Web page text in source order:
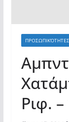
ΠΡΟΣΩΠΙΚΌΤΗΤΕΣ
Ριφ. –